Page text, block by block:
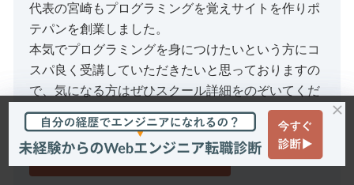
代表の宮崎もプログラミングを覚えサイトを作りポ
テパンを創業しました。
本気でプログラミングを身につけたいという方にコ
スパ良く受講していただきたいと思っておりますの
で、気になる方はぜひスクール詳細をのぞいてくだ
さいませ。
POTEPAN CAMPの詳細はこちら